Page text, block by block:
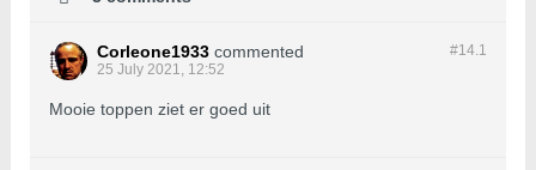
#14.1
Corleone1933 commented
25 July 2021, 12:52
Mooie toppen ziet er goed uit